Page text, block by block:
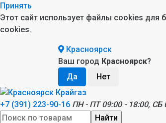
Принять
Этот сайт использует файлы cookies для
cookies.
Красноярск
Ваш город Красноярск?
+7 (391) 223-90-16 ПН - ПТ 09:00 - 18:00, СБ
Найти